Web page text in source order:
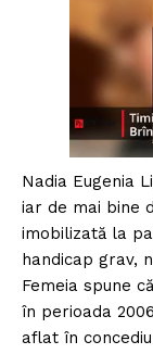
Nadia Eugenia
iar de mai bine
imobilizată la
handicap grav,
Femeia spune
în perioada
aflat în